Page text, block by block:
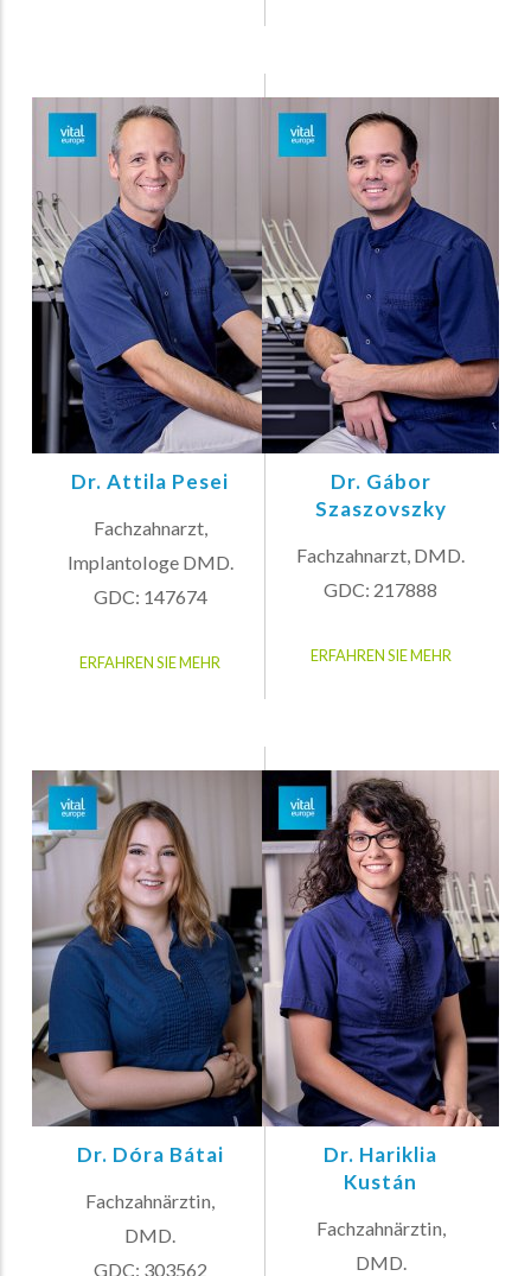
Dr. Attila Pesei
Fachzahnarzt,
Implantologe DMD.
GDC: 147674
ERFAHREN SIE MEHR
Dr. Gábor
Szaszovszky
Fachzahnarzt, DMD.
GDC: 217888
ERFAHREN SIE MEHR
Dr. Dóra Bátai
Fachzahnärztin,
DMD.
GDC: 303562
Dr. Hariklia
Kustán
Fachzahnärztin,
DMD.